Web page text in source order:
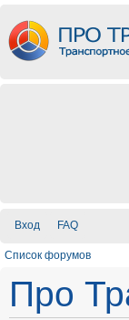
Вход FAQ
Список форумов
Про